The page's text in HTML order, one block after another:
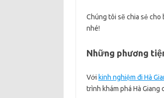
Chúng tôi sẽ chia sẻ
nhé!
Những phương
Với kinh nghiệm đi Hà
trình khám phá Hà Giang